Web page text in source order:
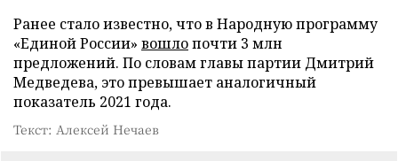
Ранее стало известно, что в Народную программу
«Единой России» вошлопочти 3 млн
предложений. По словам главы партии Дмитрий
Медведева, это превышает аналогичный
показатель 2021 года.
Текст: Алексей Нечаев